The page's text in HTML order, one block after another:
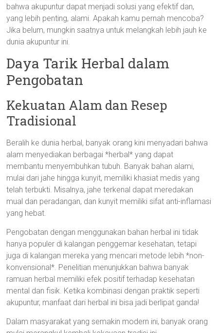
bahwa akupuntur dapat menjadi solusi yang efektif dan,
yang lebih penting, alami. Apakah kamu pernah mencoba?
Jika belum, mungkin saatnya untuk melangkah lebih jauh ke
dunia akupuntur ini.
Daya Tarik Herbal dalam
Pengobatan
Kekuatan Alam dan Resep
Tradisional
Beralih ke dunia herbal, banyak orang kini menyadari bahwa
alam menyediakan berbagai *herbal* yang dapat
membantu menyembuhkan tubuh. Banyak bahan alami,
mulai dari jahe hingga kunyit, memiliki khasiat medis yang
telah terbukti. Misalnya, jahe terkenal dapat meredakan
mual dan peradangan, dan kunyit memiliki sifat anti-inflamasi
yang hebat.
Pengobatan dengan menggunakan bahan herbal ini tidak
hanya populer di kalangan penggemar kesehatan, tetapi
juga di kalangan mereka yang mencari metode lebih *non-
konvensional*. Penelitian menunjukkan bahwa banyak
ramuan herbal memiliki efek positif terhadap kesehatan
mental dan fisik. Ketika kombinasi dengan praktik seperti
akupuntur, manfaat dari herbal ini bisa jadi berlipat ganda!
Dalam masyarakat yang semakin modern ini, banyak orang